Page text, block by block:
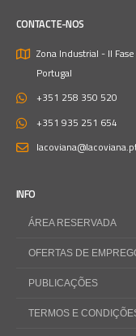
CONTACTE-NOS
Zona Industrial - II
Portugal
+351 258 350 520
+351 935 251 654
INFO
ÁREA RESERVADA
OFERTAS DE
PUBLICAÇÕES
TERMOS E